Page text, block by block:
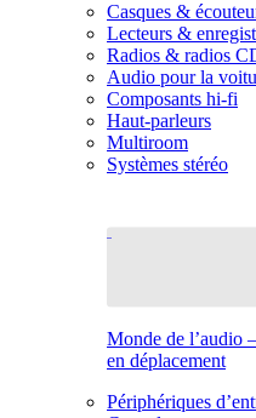
Casques &
Lecteurs &
Radios & radios
Audio pour la
Composants hi-fi
Haut-parleurs
Multiroom
Systèmes stéréo
Monde de l’audio
en déplacement
Périphériques